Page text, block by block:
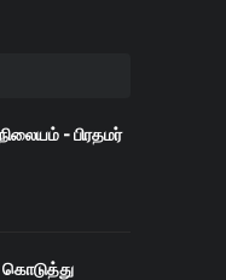
- பிரதமர்
கொடுத்து